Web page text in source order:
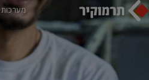
מערכות